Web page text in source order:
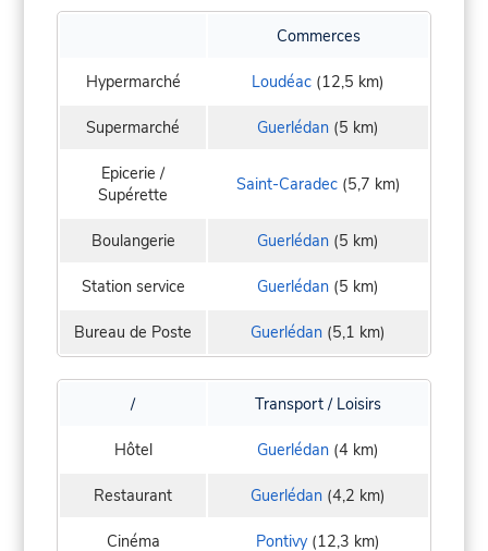
Commerces
Hypermarché Loudéac (12,5 km)
Supermarché Guerlédan (5 km)
Epicerie /
Supérette
Saint-Caradec(5,7 km)
Boulangerie Guerlédan (5 km)
Station service Guerlédan (5 km)
Bureau de Poste Guerlédan (5,1 km)
/ Transport / Loisirs
Hôtel Guerlédan (4 km)
Restaurant Guerlédan (4,2 km)
Cinéma Pontivy (12,3 km)